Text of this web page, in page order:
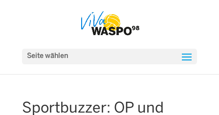
Seite wählen
Sportbuzzer: OP und